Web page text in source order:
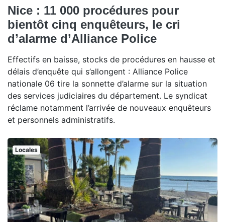
Nice : 11 000 procédures pour
bientôt cinq enquêteurs, le cri
d’alarme d’Alliance Police
Effectifs en baisse, stocks de procédures en hausse et
délais d’enquête qui s’allongent : Alliance Police
nationale 06 tire la sonnette d’alarme sur la situation
des services judiciaires du département. Le syndicat
réclame notamment l’arrivée de nouveaux enquêteurs
et personnels administratifs.
Locales